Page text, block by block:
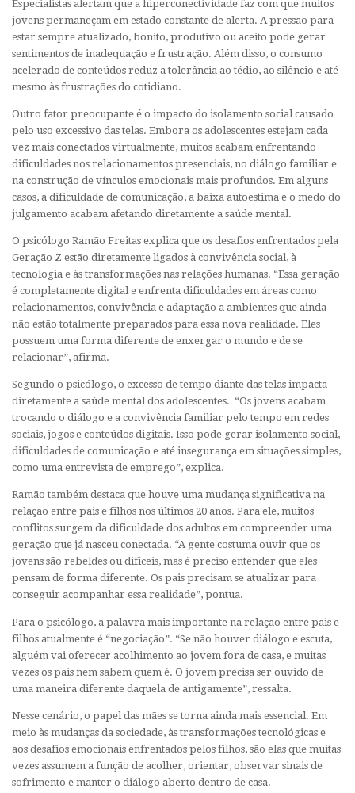
Especialistas alertam que a hiperconectividade faz com que muitos
jovens permaneçam em estado constante de alerta. A pressão para
estar sempre atualizado, bonito, produtivo ou aceito pode gerar
sentimentos de inadequação e frustração. Além disso, o consumo
acelerado de conteúdos reduz a tolerância ao tédio, ao silêncio e até
mesmo às frustrações do cotidiano.
Outro fator preocupante é o impacto do isolamento social causado
pelo uso excessivo das telas. Embora os adolescentes estejam cada
vez mais conectados virtualmente, muitos acabam enfrentando
dificuldades nos relacionamentos presenciais, no diálogo familiar e
na construção de vínculos emocionais mais profundos. Em alguns
casos, a dificuldade de comunicação, a baixa autoestima e o medo do
julgamento acabam afetando diretamente a saúde mental.
O psicólogo Ramão Freitas explica que os desafios enfrentados pela
Geração Z estão diretamente ligados à convivência social, à
tecnologia e às transformações nas relações humanas. “Essa geração
é completamente digital e enfrenta dificuldades em áreas como
relacionamentos, convivência e adaptação a ambientes que ainda
não estão totalmente preparados para essa nova realidade. Eles
possuem uma forma diferente de enxergar o mundo e de se
relacionar”, afirma.
Segundo o psicólogo, o excesso de tempo diante das telas impacta
diretamente a saúde mental dos adolescentes. “Os jovens acabam
trocando o diálogo e a convivência familiar pelo tempo em redes
sociais, jogos e conteúdos digitais. Isso pode gerar isolamento social,
dificuldades de comunicação e até insegurança em situações simples,
como uma entrevista de emprego”, explica.
Ramão também destaca que houve uma mudança significativa na
relação entre pais e filhos nos últimos 20 anos. Para ele, muitos
conflitos surgem da dificuldade dos adultos em compreender uma
geração que já nasceu conectada. “A gente costuma ouvir que os
jovens são rebeldes ou difíceis, mas é preciso entender que eles
pensam de forma diferente. Os pais precisam se atualizar para
conseguir acompanhar essa realidade”, pontua.
Para o psicólogo, a palavra mais importante na relação entre pais e
filhos atualmente é “negociação”. “Se não houver diálogo e escuta,
alguém vai oferecer acolhimento ao jovem fora de casa, e muitas
vezes os pais nem sabem quem é. O jovem precisa ser ouvido de
uma maneira diferente daquela de antigamente”, ressalta.
Nesse cenário, o papel das mães se torna ainda mais essencial. Em
meio às mudanças da sociedade, às transformações tecnológicas e
aos desafios emocionais enfrentados pelos filhos, são elas que muitas
vezes assumem a função de acolher, orientar, observar sinais de
sofrimento e manter o diálogo aberto dentro de casa.